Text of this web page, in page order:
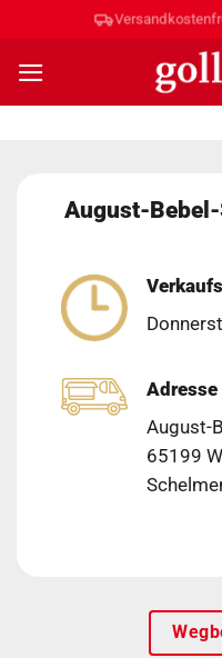
springen
August-Bebel-
Adresse
August-
65199